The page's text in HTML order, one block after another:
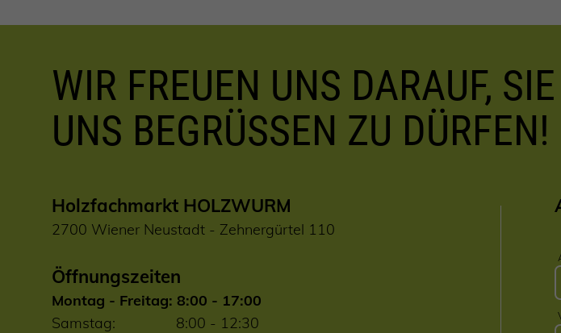
WIR FREUEN UNS DARAUF,
UNS BEGRÜSSEN ZU DÜRFEN!
Holzfachmarkt HOLZWURM
2700 Wiener Neustadt - Zehnergürtel 110
Öffnungszeiten
Montag - Freitag: 8:00 - 17:00
Samstag: 8:00 - 12:30